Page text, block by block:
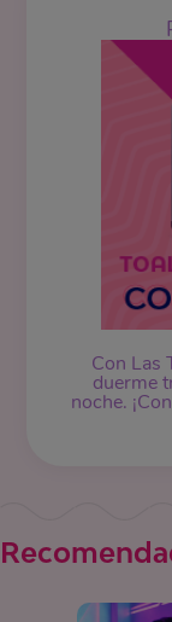
Con Las
duerme
noche.